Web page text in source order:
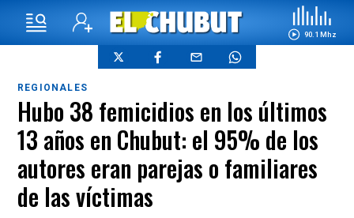
90.1 Mhz
REGIONALES
Hubo 38 femicidios en los últimos
13 años en Chubut: el 95% de los
autores eran parejas o familiares
de las víctimas